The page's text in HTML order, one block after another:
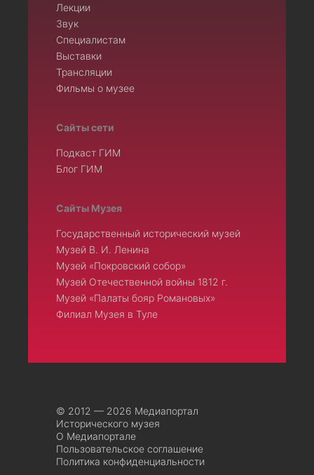
Лекции
Звук
Специалистам
Выставки
Трансляции
Фильмы о музее
Сайты сети
Подкаст ГИМ
Блог ГИМ
Сайты Музея
Государственный исторический музей
Музей В. И. Ленина
Музей «Покровский собор»
Музей Отечественной войны 1812 г.
Музей «Палаты бояр Романовых»
Филиал Музея в Туле
© 2012 — 2026 Медиапортал
Исторического музея
О Медиапортале
Пользовательское соглашение
Политика конфиденциальности